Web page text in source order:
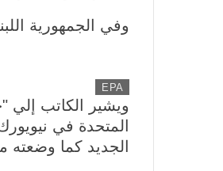
وفي الجمهورية
م
EPA
ويشير الكاتب إلي
المتحدة في
الجديد كما وضعته